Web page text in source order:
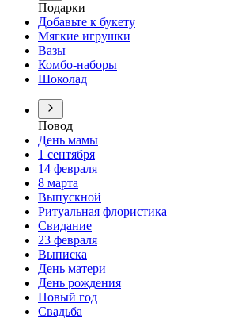
Подарки
Добавьте к букету
Мягкие игрушки
Вазы
Комбо-наборы
Шоколад
Повод
День мамы
1 сентября
14 февраля
8 марта
Выпускной
Ритуальная флористика
Свидание
23 февраля
Выписка
День матери
День рождения
Новый год
Свадьба